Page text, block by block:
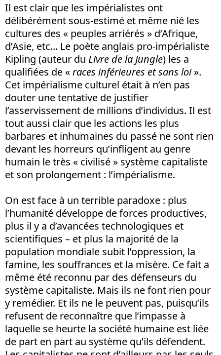
Il est clair que les impérialistes ont
délibérément sous-estimé et même nié les
cultures des « peuples arriérés » d’Afrique,
d’Asie, etc... Le poète anglais pro-impérialiste
Kipling (auteur du Livre de la Jungle) les a
qualifiées de «races inférieures et sans loi».
Cet impérialisme culturel était à n’en pas
douter une tentative de justifier
l’asservissement de millions d’individus. Il est
tout aussi clair que les actions les plus
barbares et inhumaines du passé ne sont rien
devant les horreurs qu’infligent au genre
humain le très « civilisé » système capitaliste
et son prolongement : l’impérialisme.
On est face à un terrible paradoxe : plus
l’humanité développe de forces productives,
plus il y a d’avancées technologiques et
scientifiques – et plus la majorité de la
population mondiale subit l’oppression, la
famine, les souffrances et la misère. Ce fait a
même été reconnu par des défenseurs du
système capitaliste. Mais ils ne font rien pour
y remédier. Et ils ne le peuvent pas, puisqu’ils
refusent de reconnaître que l’impasse à
laquelle se heurte la société humaine est liée
de part en part au système qu’ils défendent.